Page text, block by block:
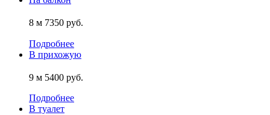
8 м 7350 руб.
Подробнее
В прихожую
9 м 5400 руб.
Подробнее
В туалет